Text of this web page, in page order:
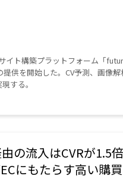
イト構築プラットフォーム「
供を開始した。CV予測、画像
する。
の流入はCVRが1.5倍
にもたらす高い購